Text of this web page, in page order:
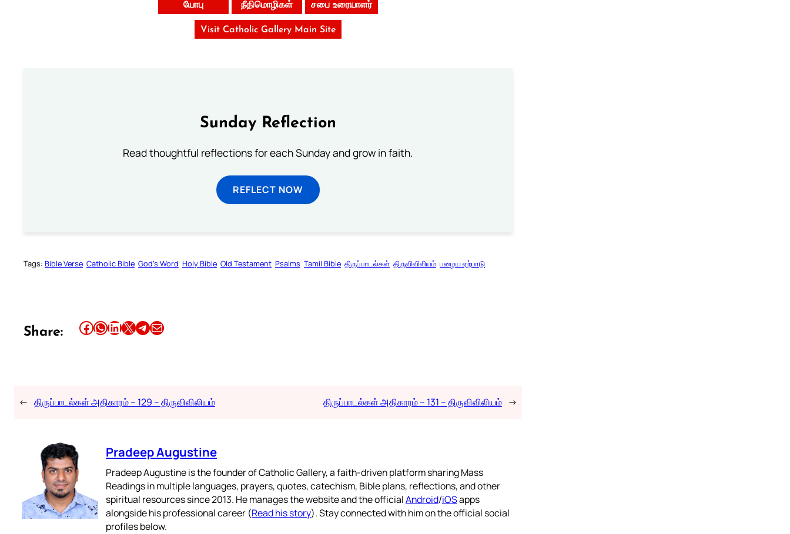
யோபு நீதிமொழிகள் சபை உரையாளர்
Visit Catholic Gallery Main Site
Sunday Reflection
Read thoughtful reflections for each Sunday and grow in faith.
REFLECT NOW
Tags: Bible Verse Catholic Bible God’s Word Holy Bible Old Testament Psalms Tamil Bible திருப்பாடல்கள் திருவிவிலியம் பழைய ஏற்பாடு
Share: Share this article on Facebook Share this article on WhatsApp Share this article on LinkedIn Share this article on X Share this article on TelegramEmail this Article
← திருப்பாடல்கள் அதிகாரம் – 129 – திருவிவிலியம் திருப்பாடல்கள் அதிகாரம் – 131 – திருவிவிலியம் →
Pradeep Augustine
Pradeep Augustine is the founder of Catholic Gallery, a faith-driven platform sharing Mass
Readings in multiple languages, prayers, quotes, catechism, Bible plans, reflections, and other
spiritual resources since 2013. He manages the website and the officialAndroid/iOSapps
alongside his professional career (Read his story). Stay connected with him on the official social
profiles below.